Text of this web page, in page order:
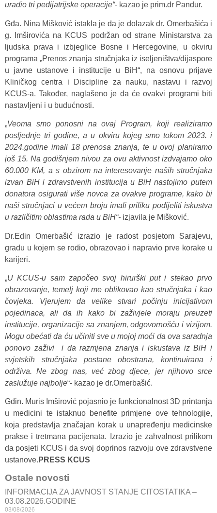
uradio tri pedijatrijske operacije“- kazao je prim.dr Pandur.
Gđa. Nina Mišković istakla je da je dolazak dr. Omerbašića i
g. Imširovića na KCUS podržan od strane Ministarstva za
ljudska prava i izbjeglice Bosne i Hercegovine, u okviru
programa „Prenos znanja stručnjaka iz iseljeništva/dijaspore
u javne ustanove i institucije u BiH“, na osnovu prijave
Kliničkog centra i Discipline za nauku, nastavu i razvoj
KCUS-a. Također, naglašeno je da će ovakvi programi biti
nastavljeni i u budućnosti.
„Veoma smo ponosni na ovaj Program, koji realiziramo
posljednje tri godine, a u okviru kojeg smo tokom 2023. i
2024.godine imali 18 prenosa znanja, te u ovoj planiramo
još 15. Na godišnjem nivou za ovu aktivnost izdvajamo oko
60.000 KM, a s obzirom na interesovanje naših stručnjaka
izvan BiH i zdravstvenih institucija u BiH nastojimo putem
donatora osigurati više novca za ovakve programe, kako bi
naši stručnjaci u većem broju imali priliku podijeliti iskustva
u različitim oblastima rada u BiH“- izjavila je Mišković.
Dr.Edin Omerbašić izrazio je radost posjetom Sarajevu,
gradu u kojem se rodio, obrazovao i napravio prve korake u
karijeri.
„U KCUS-u sam započeo svoj hirurški put i stekao prvo
obrazovanje, temelj koji me oblikovao kao stručnjaka i kao
čovjeka. Vjerujem da velike stvari počinju inicijativom
pojedinaca, ali da ih kako bi zaživjele moraju preuzeti
institucije, organizacije sa znanjem, odgovornošću i vizijom.
Mogu obećati da ću učiniti sve u mojoj moći da ova saradnja
ponovo zaživi i da razmjena znanja i iskustava iz BiH i
svjetskih stručnjaka postane obostrana, kontinuirana i
održiva. Ne zbog nas, već zbog djece, jer njihovo srce
zaslužuje najbolje“- kazao je dr.Omerbašić.
Gdin. Muris Imširović pojasnio je funkcionalnost 3D printanja
u medicini te istaknuo benefite primjene ove tehnologije,
koja predstavlja značajan korak u unapređenju medicinske
prakse i tretmana pacijenata. Izrazio je zahvalnost prilikom
da posjeti KCUS i da svoj doprinos razvoju ove zdravstvene
ustanove. PRESS KCUS
Ostale novosti
INFORMACIJA ZA JAVNOST STANJE CITOSTATIKA –
03.08.2026.GODINE
03/08/2026